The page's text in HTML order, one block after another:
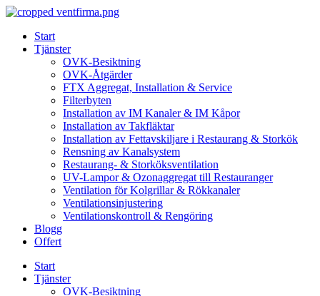
Skip
contentStart
Tjänster
OVK-Besiktning
OVK-Åtgärder
FTX Aggregat, Installation & Service
Filterbyten
Installation av IM Kanaler & IM Kåpor
Installation av Takfläktar
Installation av Fettavskiljare i Restaurang & Storkök
Rensning av Kanalsystem
Restaurang- & Storköksventilation
UV-Lampor & Ozonaggregat till Restauranger
Ventilation för Kolgrillar & Rökkanaler
Ventilationsinjustering
Ventilationskontroll & Rengöring
Blogg
Offert
Start
Tjänster
OVK-Besiktning